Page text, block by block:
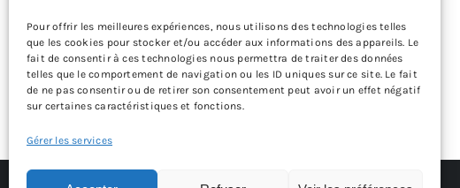
Pour offrir les meilleures expériences, nous utilisons des technologies telles
que les cookies pour stocker et/ou accéder aux informations des appareils. Le
fait de consentir à ces technologies nous permettra de traiter des données
telles que le comportement de navigation ou les ID uniques sur ce site. Le fait
de ne pas consentir ou de retirer son consentement peut avoir un effet négatif
sur certaines caractéristiques et fonctions.
Gérer les services